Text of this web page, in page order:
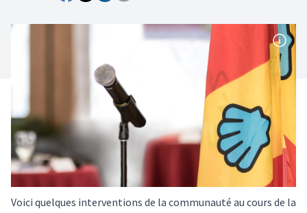
Voici quelques interventions de la communauté au cours de la